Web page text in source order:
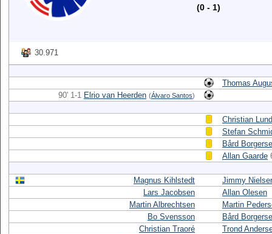
(0 - 1)
30.971
Thomas
90' 1-1 Elrio van Heerden (Álvaro Santos)
Christian
Stefan
Bård
Allan Gaarde
Magnus Kihlstedt
Jimmy
Lars Jacobsen
Allan Olesen
Martin Albrechtsen
Martin
Bo Svensson
Bård
Christian Traoré
Trond